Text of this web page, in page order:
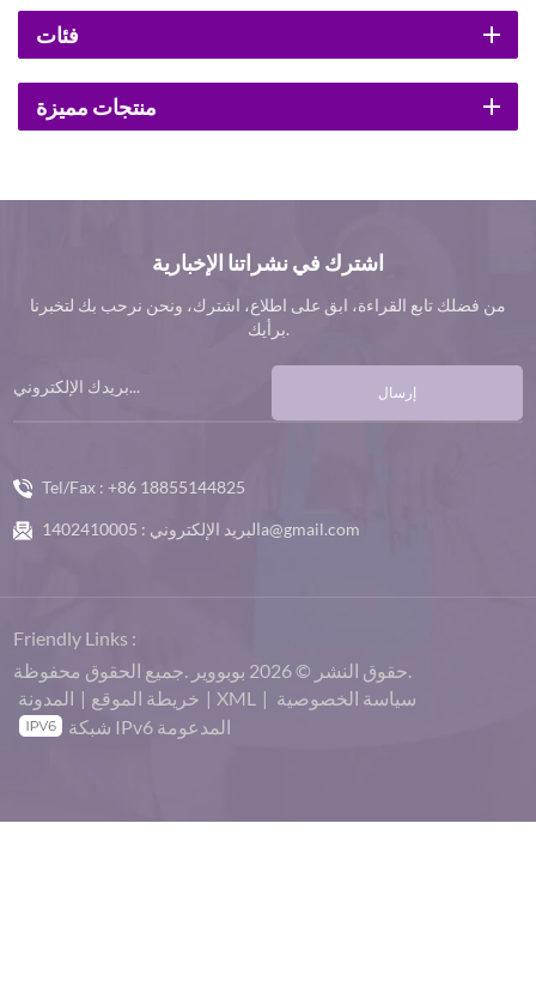
فئات
منتجات مميزة
اشترك في نشراتنا الإخبارية
من فضلك تابع القراءة، ابق على اطلاع، اشترك، ونحن نرحب بك لتخبرنا
برأيك.
إرسال
Tel/Fax : +86 18855144825
البريد الإلكتروني :1402410005a@gmail.com
Friendly Links :
المدونة | خريطة الموقع | XML | سياسة الخصوصية
شبكة IPv6 المدعومة